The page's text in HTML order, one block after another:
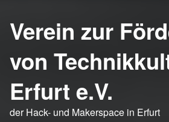
Verein zur
von
Erfurt e.V.
der Hack- und Makerspace in Erfurt